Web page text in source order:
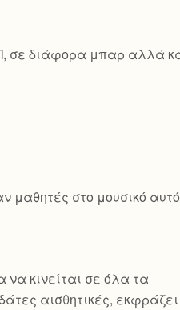
σε διάφορα μπαρ αλλά
μαθητές στο μουσικό
κινείται σε όλα τα
αισθητικές,